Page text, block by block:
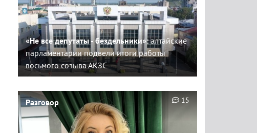
«Не все депутаты - бездельники»:алтайские
парламентарии подвели итоги работы
восьмого созыва АКЗС
Разговор 15